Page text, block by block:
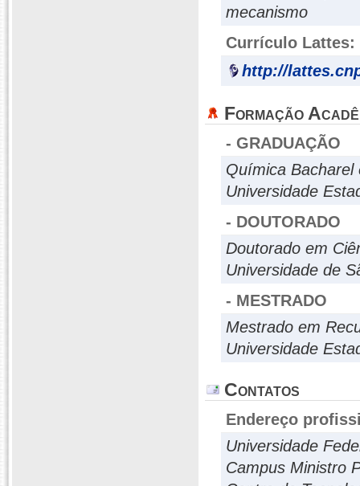
mecanismo
Currículo Lattes:
http://
Formação
- GRADUAÇÃO
Química Bacharel
Universidade
- DOUTORADO
Doutorado em
Universidade de
- MESTRADO
Mestrado em
Universidade
Contatos
Endereço
Universidade
Campus Ministro